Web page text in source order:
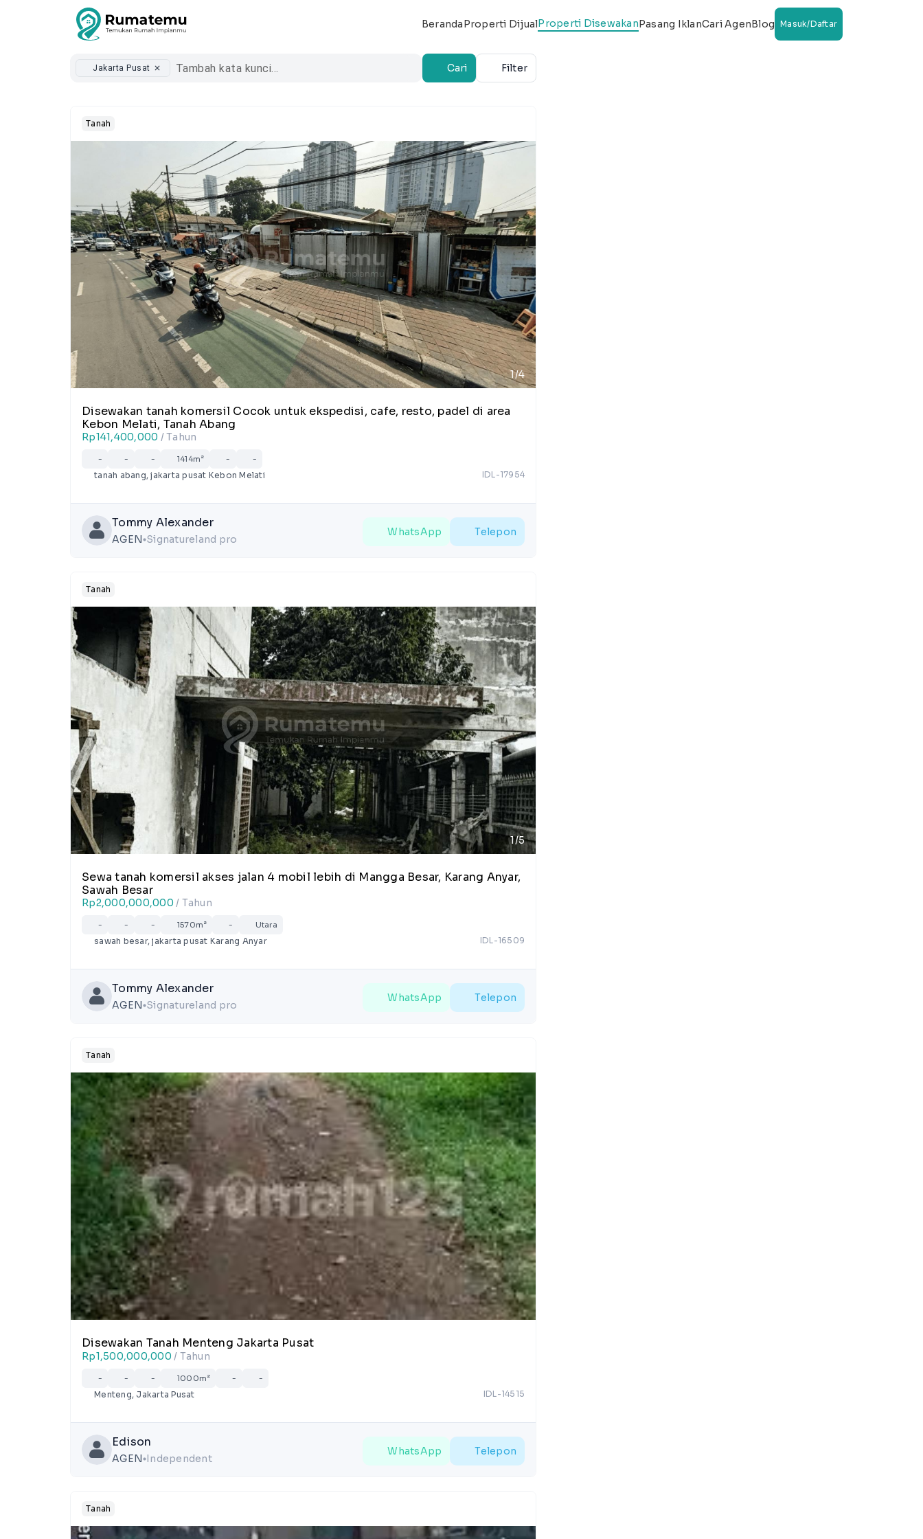
BerandaProperti DijualProperti DisewakanPasang IklanCari AgenBlog Masuk/Daftar
Jakarta Pusat close Cari Filter
Tanah
1/4
Disewakan tanah komersil Cocok untuk ekspedisi, cafe, resto, padel di area
Kebon Melati, Tanah Abang
Rp141,400,000 / Tahun
- - - 1414m² - -
tanah abang, jakarta pusat Kebon Melati IDL-17954
Tommy Alexander
AGEN lens Signatureland pro
WhatsApp Telepon
Tanah
1/5
Sewa tanah komersil akses jalan 4 mobil lebih di Mangga Besar, Karang Anyar,
Sawah Besar
Rp2,000,000,000 / Tahun
- - - 1570m² - Utara
sawah besar, jakarta pusat Karang Anyar IDL-16509
Tommy Alexander
AGEN lens Signatureland pro
WhatsApp Telepon
Tanah
Disewakan Tanah Menteng Jakarta Pusat
Rp1,500,000,000 / Tahun
- - - 1000m² - -
Menteng, Jakarta Pusat IDL-14515
Edison
AGEN lens Independent
WhatsApp Telepon
Tanah